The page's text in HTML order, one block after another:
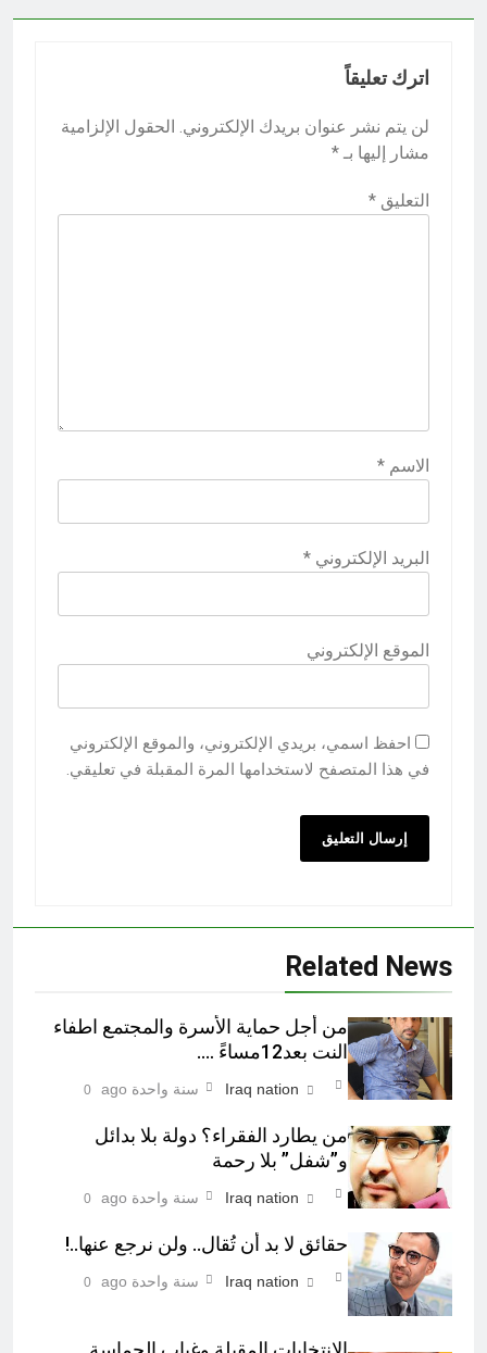
اترك تعليقاً
لن يتم نشر عنوان بريدك الإلكتروني. الحقول الإلزامية
مشار إليها بـ *
التعليق *
الاسم *
البريد الإلكتروني *
الموقع الإلكتروني
احفظ اسمي، بريدي الإلكتروني، والموقع الإلكتروني
في هذا المتصفح لاستخدامها المرة المقبلة في تعليقي.
Related News
من أجل حماية الأسرة والمجتمع اطفاء
النت بعد12مساءً ….
Iraq nation سنة واحدة ago 0
من يطارد الفقراء؟ دولة بلا بدائل
و”شفل” بلا رحمة
Iraq nation سنة واحدة ago 0
حقائق لا بد أن تُقال.. ولن نرجع عنها..!
Iraq nation سنة واحدة ago 0